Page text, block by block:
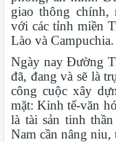
giao thông chính,
với các tỉnh miền
Lào và Campuchia.
Ngày nay Đường
đã, đang và sẽ là
công cuộc xây
mặt: Kinh tế-văn
là tài sản tinh
Nam cần nâng niu,